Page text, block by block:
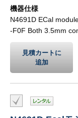
機器仕様
N4691D ECal
-F0F Both 3.5mm
見積カートに
追加